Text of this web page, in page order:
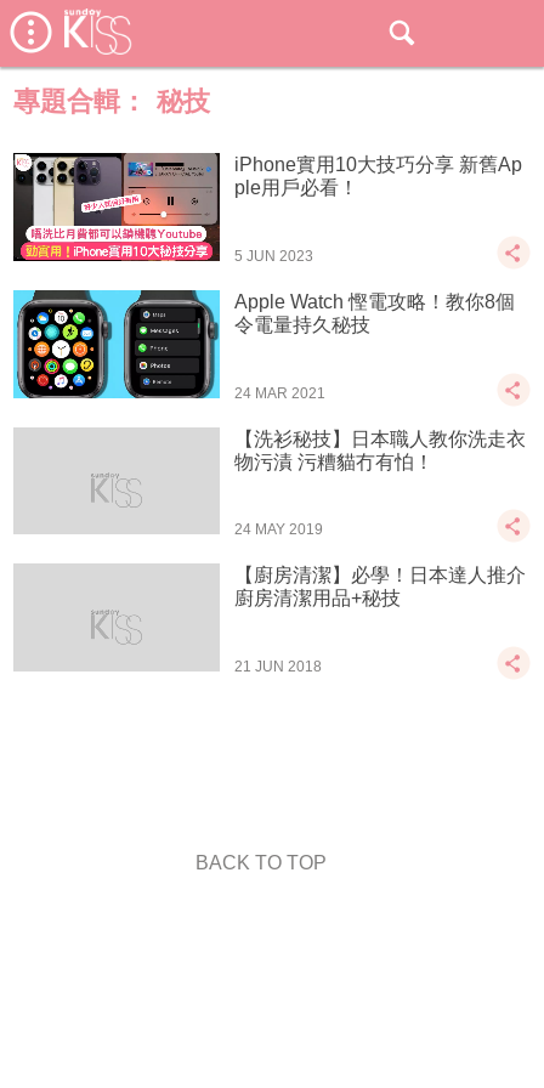
專題合輯： 秘技
iPhone實用10大技巧分享 新舊Ap
ple用戶必看！
5 JUN 2023
Apple Watch 慳電攻略！教你8個
令電量持久秘技
24 MAR 2021
【洗衫秘技】日本職人教你洗走衣
物污漬 污糟貓冇有怕！
24 MAY 2019
【廚房清潔】必學！日本達人推介
廚房清潔用品+秘技
21 JUN 2018
BACK TO TOP